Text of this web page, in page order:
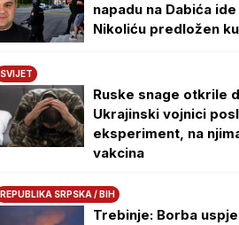
napadu na Dabića
Nikoliću predložen
SVIJET
Ruske snage otkrile
Ukrajinski vojnici
eksperiment, na
vakcina
REPUBLIKA SRPSKA / BIH
Trebinje: Borba